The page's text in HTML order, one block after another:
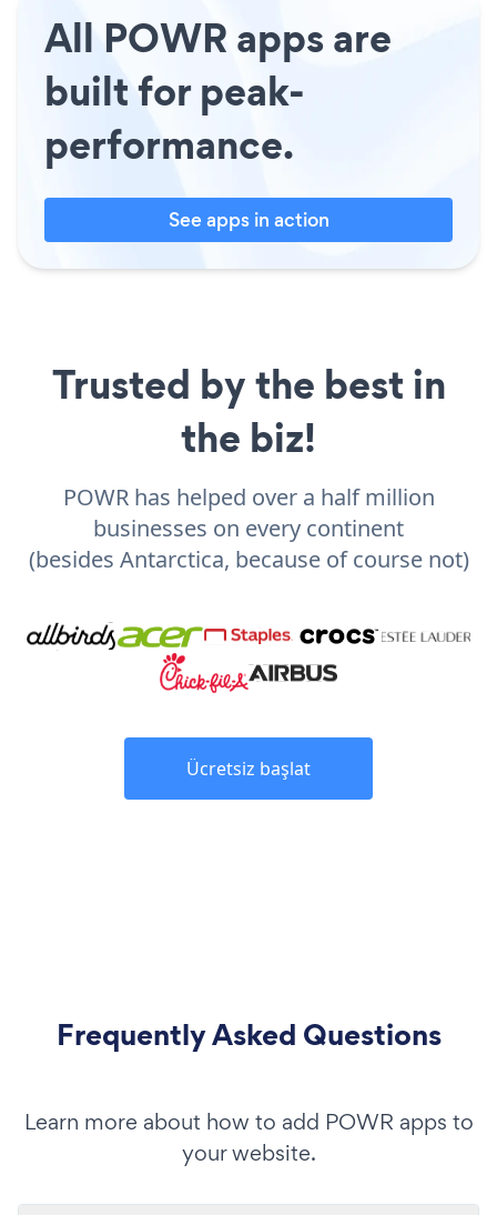
All POWR apps are
built for peak-
performance.
See apps in action
Trusted by the best in
the biz!
POWR has helped over a half million
businesses on every continent
(besides Antarctica, because of course not)
Ücretsiz başlat
Frequently Asked Questions
Learn more about how to add POWR apps to
your website.